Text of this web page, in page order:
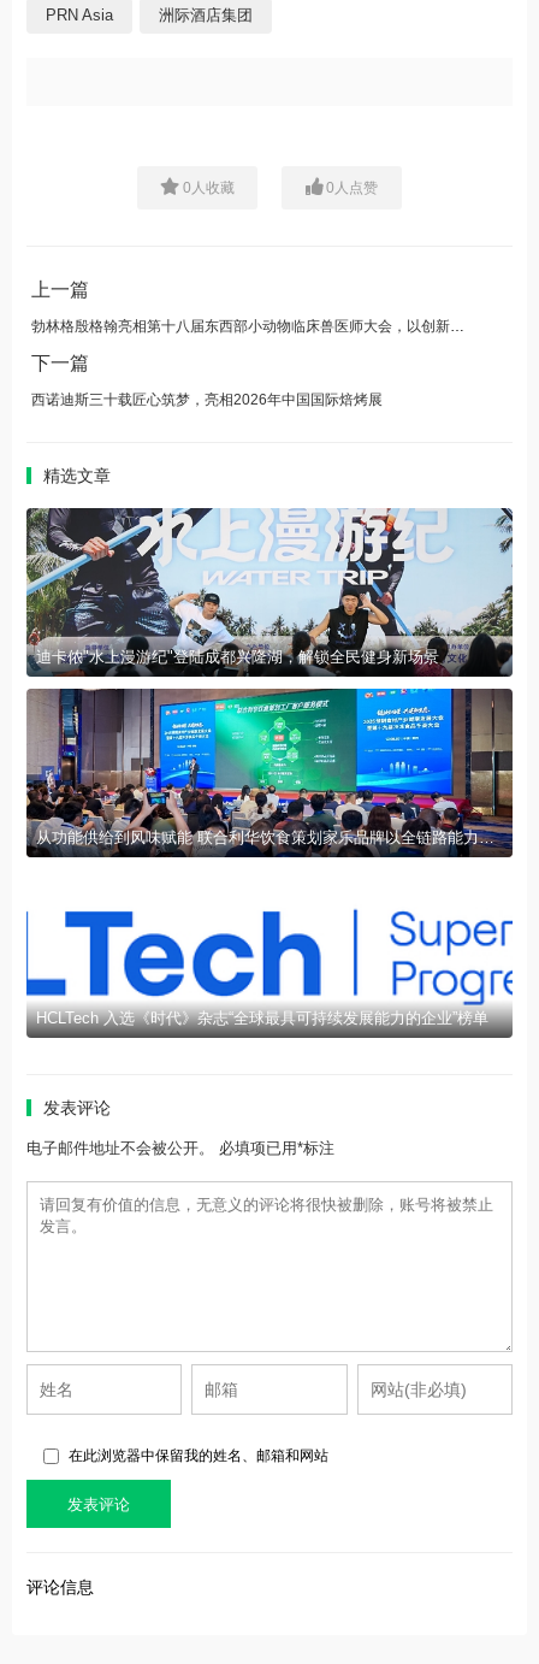
PRN Asia 洲际酒店集团
0 人收藏 0 人点赞
上一篇
勃林格殷格翰亮相第十八届东西部小动物临床兽医师大会，以创新守护宠物全生命周期健康
下一篇
西诺迪斯三十载匠心筑梦，亮相2026年中国国际焙烤展
精选文章
迪卡侬"水上漫游纪"登陆成都兴隆湖，解锁全民健身新场景
从功能供给到风味赋能 联合利华饮食策划家乐品牌以全链路能力赋能行业发展
HCLTech 入选《时代》杂志“全球最具可持续发展能力的企业”榜单
发表评论
电子邮件地址不会被公开。 必填项已用*标注
在此浏览器中保留我的姓名、邮箱和网站
评论信息